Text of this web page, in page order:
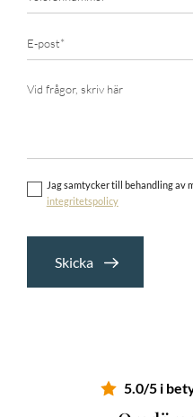
Jag samtycker till behandling av
integritetspolicy
5.0/5 i